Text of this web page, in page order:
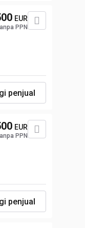
EUR
PPN
penjual
EUR
PPN
penjual